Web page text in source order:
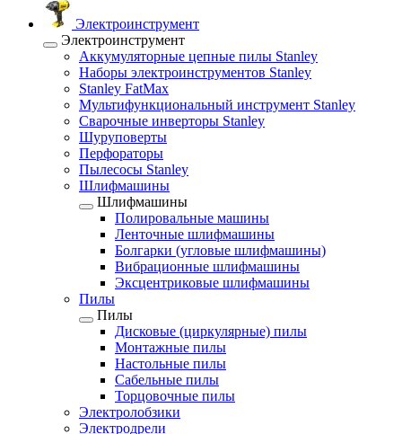
Электроинструмент
Электроинструмент
Аккумуляторные цепные пилы Stanley
Наборы электроинструментов Stanley
Stanley FatMax
Мультифункциональный инструмент Stanley
Сварочные инверторы Stanley
Шуруповерты
Перфораторы
Пылесосы Stanley
Шлифмашины
Шлифмашины
Полировальные машины
Ленточные шлифмашины
Болгарки (угловые шлифмашины)
Вибрационные шлифмашины
Эксцентриковые шлифмашины
Пилы
Пилы
Дисковые (циркулярные) пилы
Монтажные пилы
Настольные пилы
Сабельные пилы
Торцовочные пилы
Электролобзики
Электродрели